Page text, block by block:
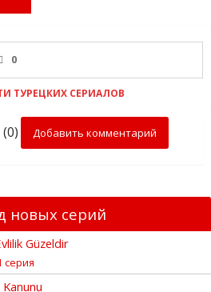
0
ТУРЕЦКИХ СЕРИАЛОВ
Добавить комментарий
новых серий
Güzeldir
серия